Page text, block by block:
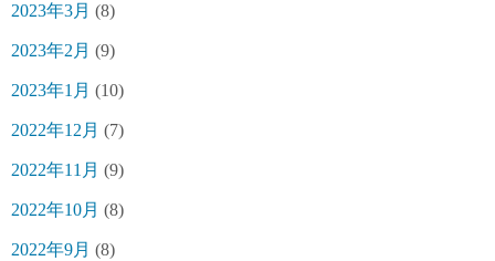
2023年3月 (8)
2023年2月 (9)
2023年1月 (10)
2022年12月 (7)
2022年11月 (9)
2022年10月 (8)
2022年9月 (8)